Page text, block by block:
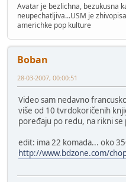
Avatar je bezlichna, bezukusna
neupechatljiva...USM je
americhke pop kulture
Boban
28-03-2007, 00:00:51
Video sam nedavno
više od 10 tvrdokoričenih
poređaju po redu, na rikni se
edit: ima 22 komada... oko
http://www.bdzone.com/